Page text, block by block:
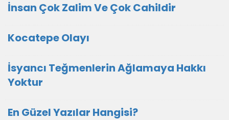
İnsan Çok Zalim Ve Çok Cahildir
Kocatepe Olayı
İsyancı Teğmenlerin Ağlamaya Hakkı
Yoktur
En Güzel Yazılar Hangisi?